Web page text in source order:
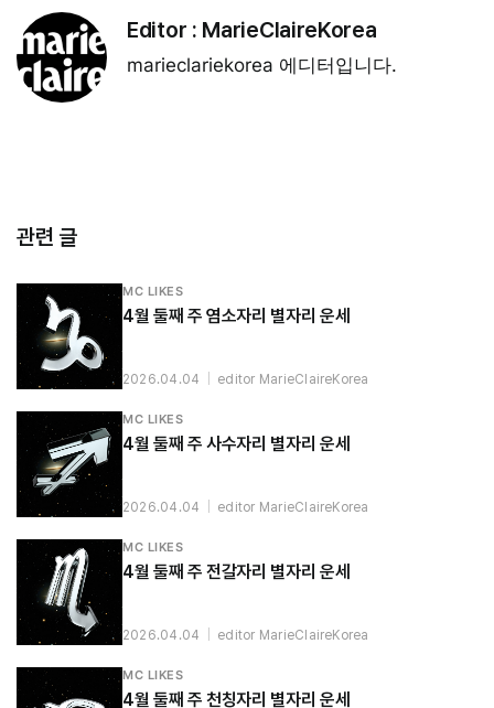
Editor : MarieClaireKorea
marieclariekorea 에디터입니다.
관련 글
MC LIKES
4월 둘째 주 염소자리 별자리 운세
2026.04.04 editor MarieClaireKorea
MC LIKES
4월 둘째 주 사수자리 별자리 운세
2026.04.04 editor MarieClaireKorea
MC LIKES
4월 둘째 주 전갈자리 별자리 운세
2026.04.04 editor MarieClaireKorea
MC LIKES
4월 둘째 주 천칭자리 별자리 운세